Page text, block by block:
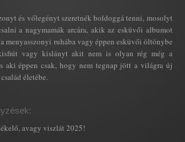
és vőlegényt szeretnék boldoggá tenni, mosolyt
a nagymamák arcára, akik az esküvői albumot
menyasszonyi ruhába vagy éppen esküvői öltönybe
vagy kislányt akit nem is olyan rég még a
aki éppen csak, hogy nem tegnap jött a világra új
életébe.
avagy viszlát 2025!